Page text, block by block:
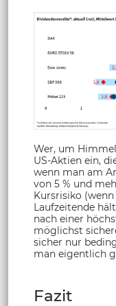
Wer, um
US-Aktien ein,
wenn man am
von 5 % und
Kursrisiko
Laufzeitende
nach einer
möglichst
sicher nur
man eigentlich
Fazit